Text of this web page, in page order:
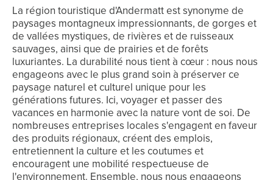
La région touristique d'Andermatt est synonyme de
paysages montagneux impressionnants, de gorges et
de vallées mystiques, de rivières et de ruisseaux
sauvages, ainsi que de prairies et de forêts
luxuriantes. La durabilité nous tient à cœur : nous nous
engageons avec le plus grand soin à préserver ce
paysage naturel et culturel unique pour les
générations futures. Ici, voyager et passer des
vacances en harmonie avec la nature vont de soi. De
nombreuses entreprises locales s'engagent en faveur
des produits régionaux, créent des emplois,
entretiennent la culture et les coutumes et
encouragent une mobilité respectueuse de
l'environnement. Ensemble, nous nous engageons